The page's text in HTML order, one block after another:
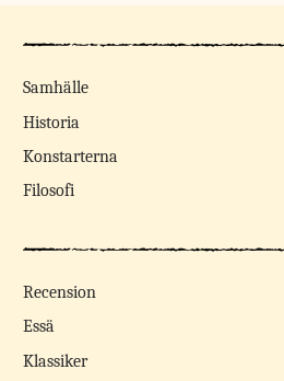
Samhälle
Historia
Konstarterna
Filosofi
Recension
Essä
Klassiker